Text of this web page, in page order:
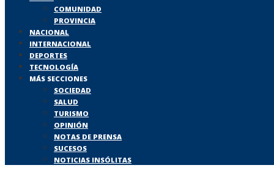
COMUNIDAD
PROVINCIA
NACIONAL
INTERNACIONAL
DEPORTES
TECNOLOGÍA
MÁS SECCIONES
SOCIEDAD
SALUD
TURISMO
OPINIÓN
NOTAS DE PRENSA
SUCESOS
NOTICIAS INSÓLITAS